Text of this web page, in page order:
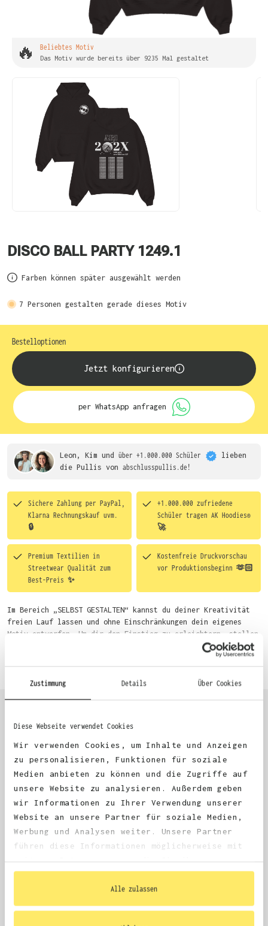
Zustimmung Details Über Cookies
Diese Webseite verwendet Cookies
Wir verwenden Cookies, um Inhalte und Anzeigen
zu personalisieren, Funktionen für soziale
Medien anbieten zu können und die Zugriffe auf
unsere Website zu analysieren. Außerdem geben
wir Informationen zu Ihrer Verwendung unserer
Website an unsere Partner für soziale Medien,
Werbung und Analysen weiter. Unsere Partner
führen diese Informationen möglicherweise mit
bereitgestellt haben oder die sie im Rahmen
Ihrer Nutzung der Dienste gesammelt haben.
Alle zulassen
🔥 Beliebtes Motiv
Das Motiv wurde bereits über 9235 Mal gestaltet
DISCO BALL PARTY 1249.1
Farben können später ausgewählt werden
7 Personen gestalten gerade dieses Motiv
Bestelloptionen
Jetzt konfigurieren
per WhatsApp anfragen
Leon, Kim und über +1.000.000 Schüler
lieben
die Pullis von abschlusspullis.de!
Sichere Zahlung per PayPal,
Klarna Rechnungskauf uvm.
🔒
+1.000.000 zufriedene
Schüler tragen AK Hoodies®
🚀
Premium Textilien in
Streetwear Qualität zum
Best-Preis ✨
Kostenfreie Druckvorschau
vor Produktionsbeginn 🫶🏻
Im Bereich „SELBST GESTALTEN“ kannst du deiner Kreativität
freien Lauf lassen und ohne Einschränkungen dein eigenes
Motiv entwerfen. Um dir den Einstieg zu erleichtern, stellen
wir eine von unseren Designern vorgefertigte Vorlage bereit.
Wähle einfach deine Wunsch-Produkte auf dieser Seite aus und
du auch bequem über das Bestellformular, per E-Mail oder
KUNDEN FEEDBACK 🫶
Excellent
4.68 average
1,981 reviews